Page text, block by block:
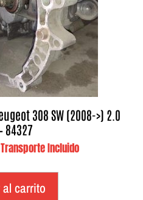
308 SW (2008->) 2.0
84327
Incluido
carrito